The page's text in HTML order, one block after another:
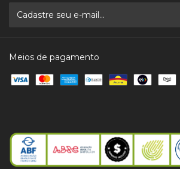
Meios de pagamento